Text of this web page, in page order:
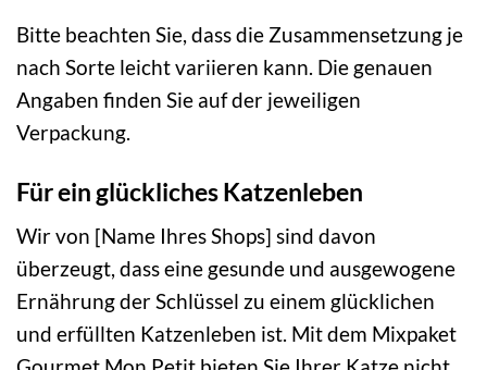
Bitte beachten Sie, dass die Zusammensetzung je
nach Sorte leicht variieren kann. Die genauen
Angaben finden Sie auf der jeweiligen
Verpackung.
Für ein glückliches Katzenleben
Wir von [Name Ihres Shops] sind davon
überzeugt, dass eine gesunde und ausgewogene
Ernährung der Schlüssel zu einem glücklichen
und erfüllten Katzenleben ist. Mit dem Mixpaket